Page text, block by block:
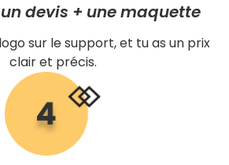
un devis + une maquette
sur le support, et tu as un prix
clair et précis.